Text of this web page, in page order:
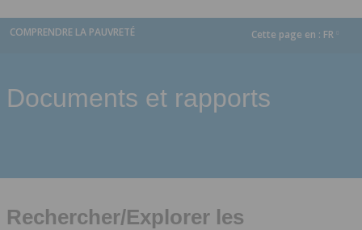
COMPRENDRE LA PAUVRETÉ Cette page en : FR
Documents et rapports
Rechercher/Explorer les